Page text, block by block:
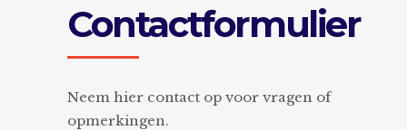
Contactformulier
Neem hier contact op voor vragen of
opmerkingen.